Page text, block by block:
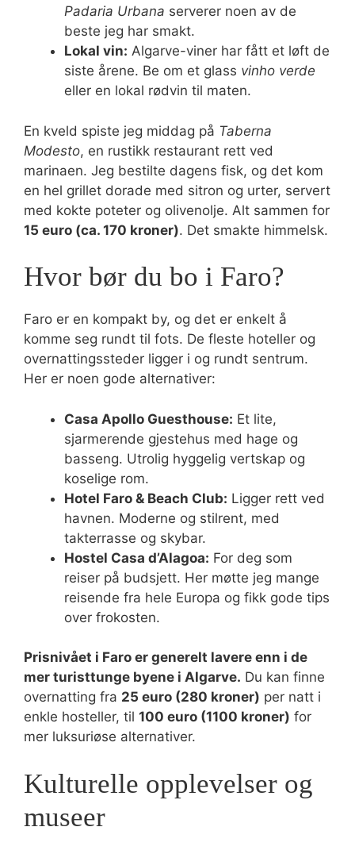
Padaria Urbana serverer noen av de
beste jeg har smakt.
Lokal vin: Algarve-viner har fått et løft de
siste årene. Be om et glass vinho verde
eller en lokal rødvin til maten.
En kveld spiste jeg middag på Taberna
Modesto, en rustikk restaurant rett ved
marinaen. Jeg bestilte dagens fisk, og det kom
en hel grillet dorade med sitron og urter, servert
med kokte poteter og olivenolje. Alt sammen for
15 euro (ca. 170 kroner). Det smakte himmelsk.
Hvor bør du bo i Faro?
Faro er en kompakt by, og det er enkelt å
komme seg rundt til fots. De fleste hoteller og
overnattingssteder ligger i og rundt sentrum.
Her er noen gode alternativer:
Casa Apollo Guesthouse: Et lite,
sjarmerende gjestehus med hage og
basseng. Utrolig hyggelig vertskap og
koselige rom.
Hotel Faro & Beach Club: Ligger rett ved
havnen. Moderne og stilrent, med
takterrasse og skybar.
Hostel Casa d’Alagoa: For deg som
reiser på budsjett. Her møtte jeg mange
reisende fra hele Europa og fikk gode tips
over frokosten.
Prisnivået i Faro er generelt lavere enn i de
mer turisttunge byene i Algarve. Du kan finne
overnatting fra 25 euro (280 kroner) per natt i
enkle hosteller, til 100 euro (1100 kroner) for
mer luksuriøse alternativer.
Kulturelle opplevelser og
museer